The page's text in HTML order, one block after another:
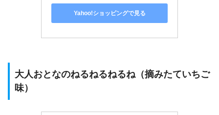
Yahoo!ショッピングで見る
大人おとなのねるねるねるね（摘みたていちご
味）